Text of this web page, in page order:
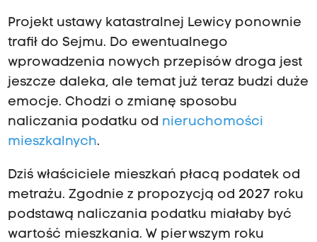
Projekt ustawy katastralnej Lewicy ponownie
trafił do Sejmu. Do ewentualnego
wprowadzenia nowych przepisów droga jest
jeszcze daleka, ale temat już teraz budzi duże
emocje. Chodzi o zmianę sposobu
naliczania podatku od nieruchomości
mieszkalnych.
Dziś właściciele mieszkań płacą podatek od
metrażu. Zgodnie z propozycją od 2027 roku
podstawą naliczania podatku miałaby być
wartość mieszkania. W pierwszym roku